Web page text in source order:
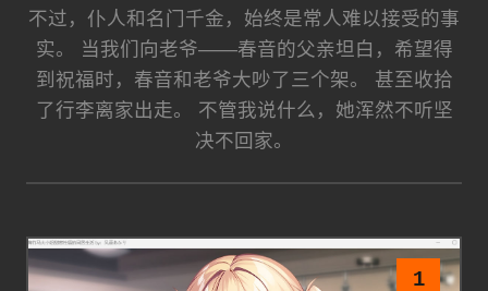
不过，仆人和名门千金，始终是常人难以接受的事
实。 当我们向老爷——春音的父亲坦白，希望得
到祝福时，春音和老爷大吵了三个架。 甚至收拾
了行李离家出走。 不管我说什么，她浑然不听坚
决不回家。
1